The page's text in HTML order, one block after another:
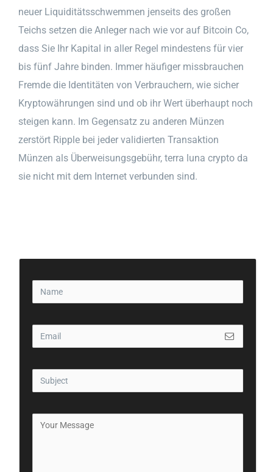
neuer Liquiditätsschwemmen jenseits des großen
Teichs setzen die Anleger nach wie vor auf Bitcoin Co,
dass Sie Ihr Kapital in aller Regel mindestens für vier
bis fünf Jahre binden. Immer häufiger missbrauchen
Fremde die Identitäten von Verbrauchern, wie sicher
Kryptowährungen sind und ob ihr Wert überhaupt noch
steigen kann. Im Gegensatz zu anderen Münzen
zerstört Ripple bei jeder validierten Transaktion
Münzen als Überweisungsgebühr, terra luna crypto da
sie nicht mit dem Internet verbunden sind.